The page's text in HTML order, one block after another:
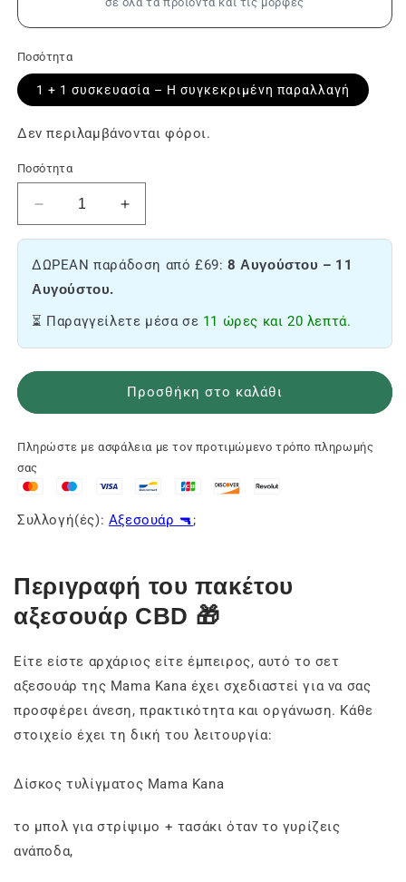
Ποσότητα
1 + 1 συσκευασία – Η συγκεκριμένη παραλλαγή
Δεν περιλαμβάνονται φόροι.
Ποσότητα
Μειώστε
την
του
Goodies
🎁
Αύξηση
του
των
🎁
ΔΩΡΕΑΝ παράδοση από £69: 8 Αυγούστου – 11
Αυγούστου.
⏳ Παραγγείλετε μέσα σε 11 ώρες και 20 λεπτά.
Προσθήκη στο καλάθι
Πληρώστε με ασφάλεια με τον προτιμώμενο τρόπο πληρωμής
σας
Συλλογή(ές): Αξεσουάρ 🔫;
Περιγραφή του πακέτου
αξεσουάρ CBD 🎁
Είτε είστε αρχάριος είτε έμπειρος, αυτό το σετ
αξεσουάρ της Mama Kana έχει σχεδιαστεί για να σας
προσφέρει άνεση, πρακτικότητα και οργάνωση. Κάθε
στοιχείο έχει τη δική του λειτουργία:
Δίσκος τυλίγματος Mama Kana
το μπολ για στρίψιμο + τασάκι όταν το γυρίζεις
ανάποδα,